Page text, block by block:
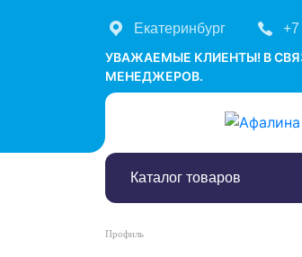
Екатеринбург +7
УВАЖАЕМЫЕ КЛИЕНТЫ! В
МЕНЕДЖЕРОВ.
Каталог товаров
Профиль